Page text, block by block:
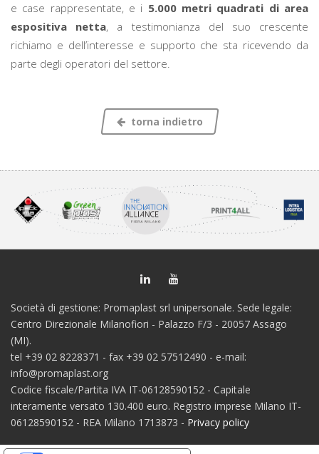
e case rappresentate, e i 5.000 metri quadrati di area
espositiva netta, a testimonianza del suo crescente
richiamo e dell’interesse e supporto che sta ricevendo da
parte degli operatori del settore.
torna indietro
Società di gestione: Promaplast srl unipersonale. Sede legale:
Centro Direzionale Milanofiori - Palazzo F/3 - 20057 Assago
(MI).
tel +39 02 8228371 - fax +39 02 57512490 - e-mail:
info@promaplast.org
Codice fiscale/Partita IVA IT-06128590152 - Capitale
interamente versato 130.400 euro. Registro imprese Milano IT-
06128590152 - REA Milano 1713873 - Privacy policy